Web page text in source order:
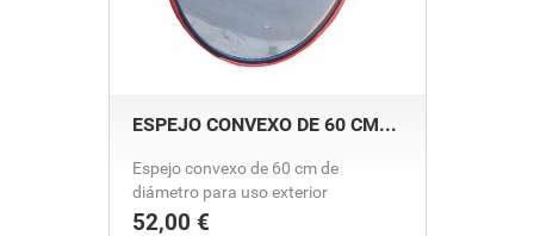
ESPEJO CONVEXO DE 60 CM...
Espejo convexo de 60 cm de
diámetro para uso exterior
Precio
52,00 €